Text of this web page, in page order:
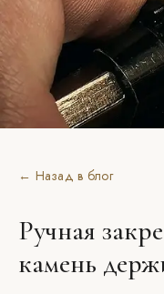
← Назад в блог
Ручная
камень